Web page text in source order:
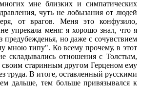
мне близких и симпатических
чуть не лобызания от людей
от врагов. Меня это конфузило,
упрекала меня: я хорошо знал, что я
предубежденья, но даже с сочувствием
мною типу". Ко всему прочему, в этот
складывались отношения с Толстым,
своим старинным другом Герценом ему
труда. В итоге, оставленный русскими
дальше, тем больше привязывался к